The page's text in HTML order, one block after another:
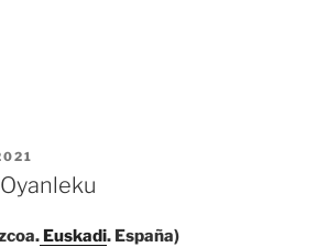
Euskadi. España)